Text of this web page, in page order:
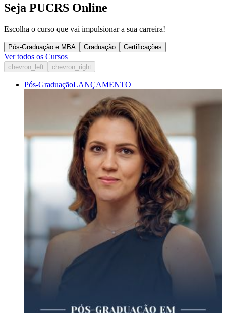
Seja PUCRS Online
Escolha o curso que vai impulsionar a sua carreira!
Pós-Graduação e MBA Graduação Certificações
Ver todos os Cursos
chevron_left chevron_right
Pós-GraduaçãoLANÇAMENTO